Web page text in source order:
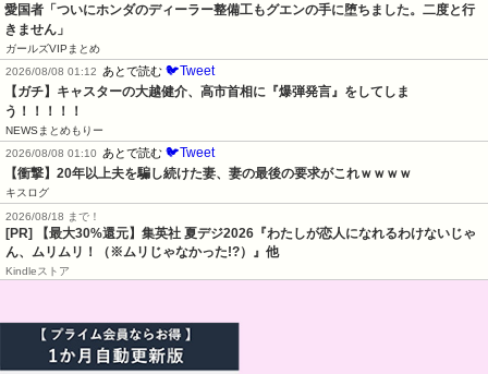
愛国者「ついにホンダのディーラー整備工もグエンの手に堕ちました。二度と行
きません」
ガールズVIPまとめ
2026/08/08 01:12
あとで読む 🐦Tweet
【ガチ】キャスターの大越健介、高市首相に『爆弾発言』をしてしま
う！！！！！
NEWSまとめもりー
2026/08/08 01:10
あとで読む 🐦Tweet
【衝撃】20年以上夫を騙し続けた妻、妻の最後の要求がこれｗｗｗｗ
キスログ
2026/08/18 まで！
[PR]
【最大30%還元】集英社 夏デジ2026『わたしが恋人になれるわけないじゃ
ん、ムリムリ！（※ムリじゃなかった!?）』他
Kindleストア